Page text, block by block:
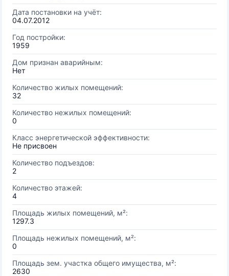
Дата постановки на учёт:
04.07.2012
Год постройки:
1959
Дом признан аварийным:
Нет
Количество жилых помещений:
32
Количество нежилых помещений:
0
Класс энергетической эффективности:
Не присвоен
Количество подъездов:
2
Количество этажей:
4
Площадь жилых помещений, м²:
1297.3
Площадь нежилых помещений, м²:
0
Площадь зем. участка общего имущества, м²:
2630